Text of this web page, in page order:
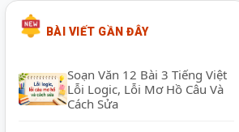
BÀI VIẾT GẦN ĐÂY
Soạn Văn 12 Bài 3 Tiếng Việt
Lỗi Logic, Lỗi Mơ Hồ Câu Và
Cách Sửa